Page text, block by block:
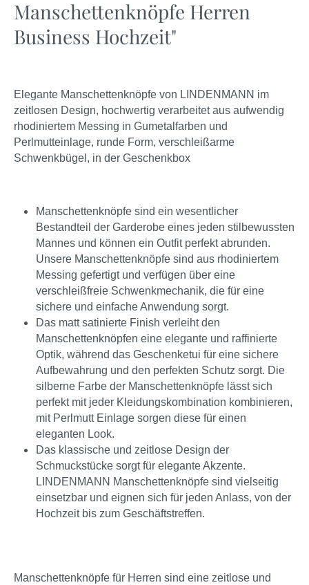
Manschettenknöpfe Herren
Business Hochzeit"
Elegante Manschettenknöpfe von LINDENMANN im
zeitlosen Design, hochwertig verarbeitet aus aufwendig
rhodiniertem Messing in Gumetalfarben und
Perlmutteinlage, runde Form, verschleißarme
Schwenkbügel, in der Geschenkbox
Manschettenknöpfe sind ein wesentlicher
Bestandteil der Garderobe eines jeden stilbewussten
Mannes und können ein Outfit perfekt abrunden.
Unsere Manschettenknöpfe sind aus rhodiniertem
Messing gefertigt und verfügen über eine
verschleißfreie Schwenkmechanik, die für eine
sichere und einfache Anwendung sorgt.
Das matt satinierte Finish verleiht den
Manschettenknöpfen eine elegante und raffinierte
Optik, während das Geschenketui für eine sichere
Aufbewahrung und den perfekten Schutz sorgt. Die
silberne Farbe der Manschettenknöpfe lässt sich
perfekt mit jeder Kleidungskombination kombinieren,
mit Perlmutt Einlage sorgen diese für einen
eleganten Look.
Das klassische und zeitlose Design der
Schmuckstücke sorgt für elegante Akzente.
LINDENMANN Manschettenknöpfe sind vielseitig
einsetzbar und eignen sich für jeden Anlass, von der
Hochzeit bis zum Geschäftstreffen.
Manschettenknöpfe für Herren sind eine zeitlose und